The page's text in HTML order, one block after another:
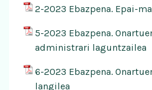
2-2023 Ebazpena. Epai-
5-2023 Ebazpena.
administrari laguntzailea
6-2023 Ebazpena.
langilea